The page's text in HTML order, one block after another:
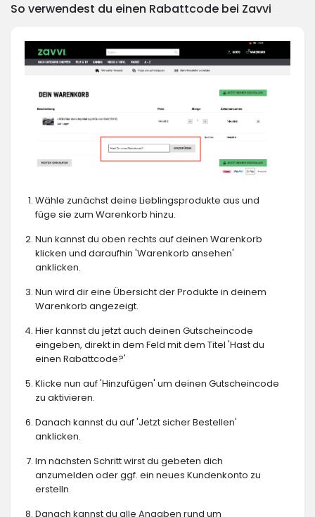
So verwendest du einen Rabattcode bei Zavvi
Wähle zunächst deine Lieblingsprodukte aus und
füge sie zum Warenkorb hinzu.
Nun kannst du oben rechts auf deinen Warenkorb
klicken und daraufhin 'Warenkorb ansehen'
anklicken.
Nun wird dir eine Übersicht der Produkte in deinem
Warenkorb angezeigt.
Hier kannst du jetzt auch deinen Gutscheincode
eingeben, direkt in dem Feld mit dem Titel 'Hast du
einen Rabattcode?'
Klicke nun auf 'Hinzufügen' um deinen Gutscheincode
zu aktivieren.
Danach kannst du auf 'Jetzt sicher Bestellen'
anklicken.
Im nächsten Schritt wirst du gebeten dich
anzumelden oder ggf. ein neues Kundenkonto zu
erstelln.
Danach kannst du alle Angaben rund um